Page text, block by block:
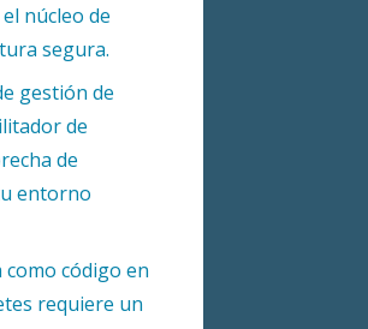
núcleo de
segura.
gestión de
de
de
entorno
código en
requiere un